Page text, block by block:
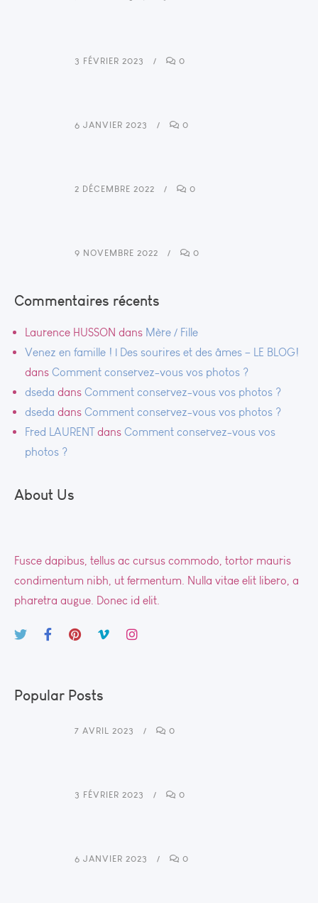
3 FÉVRIER 2023 0
6 JANVIER 2023 0
2 DÉCEMBRE 2022 0
9 NOVEMBRE 2022 0
Commentaires récents
Laurence HUSSON dans Mère / Fille
Venez en famille ! | Des sourires et des âmes – LE BLOG!
dans Comment conservez-vous vos photos ?
dseda dans Comment conservez-vous vos photos ?
dseda dans Comment conservez-vous vos photos ?
Fred LAURENTdans Comment conservez-vous vos
photos ?
About Us
Fusce dapibus, tellus ac cursus commodo, tortor mauris
condimentum nibh, ut fermentum. Nulla vitae elit libero, a
pharetra augue. Donec id elit.
Popular Posts
7 AVRIL 2023 0
3 FÉVRIER 2023 0
6 JANVIER 2023 0